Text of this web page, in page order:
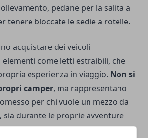
pedane per la salita a
tenere bloccate le sedie a rotelle.
acquistare dei veicoli
elementi come letti estraibili, che
esperienza in viaggio. Non si
camper, ma rappresentano
per chi vuole un mezzo da
sia durante le proprie avventure